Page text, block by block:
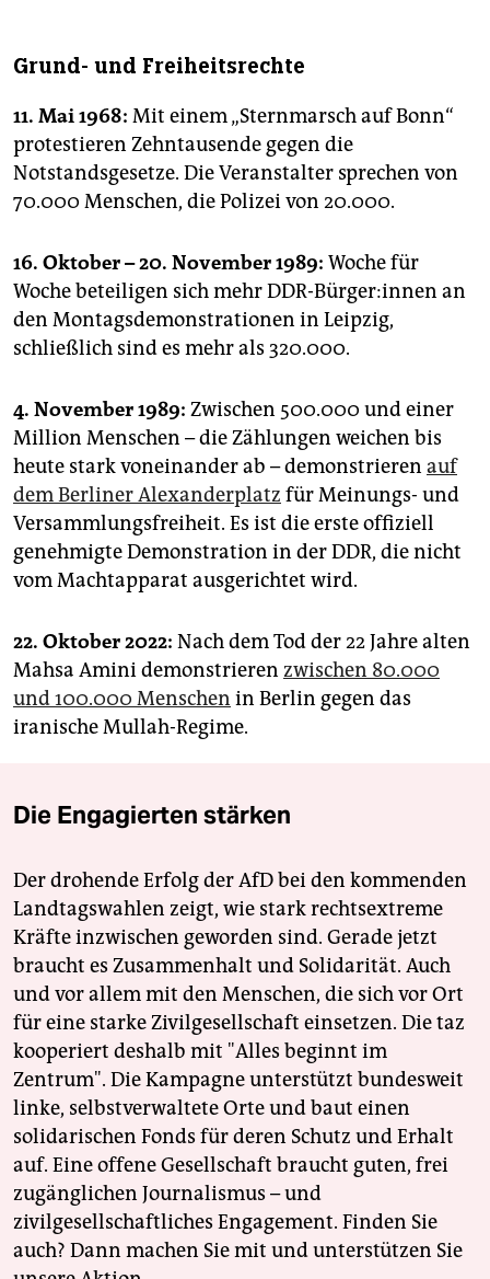
Grund- und Freiheitsrechte
11. Mai 1968: Mit einem „Sternmarsch auf Bonn“
protestieren Zehntausende gegen die
Notstandsgesetze. Die Veranstalter sprechen von
70.000 Menschen, die Polizei von 20.000.
16. Oktober – 20. November 1989: Woche für
Woche beteiligen sich mehr DDR-Bürger:innen an
den Montagsdemonstrationen in Leipzig,
schließlich sind es mehr als 320.000.
4. November 1989: Zwischen 500.000 und einer
Million Menschen – die Zählungen weichen bis
heute stark voneinander ab – demonstrieren auf
dem Berliner Alexanderplatz für Meinungs- und
Versammlungsfreiheit. Es ist die erste offiziell
genehmigte Demonstration in der DDR, die nicht
vom Machtapparat ausgerichtet wird.
22. Oktober 2022: Nach dem Tod der 22 Jahre alten
Mahsa Amini demonstrieren zwischen 80.000
und 100.000 Menschen in Berlin gegen das
iranische Mullah-Regime.
Die Engagierten stärken
Der drohende Erfolg der AfD bei den kommenden
Landtagswahlen zeigt, wie stark rechtsextreme
Kräfte inzwischen geworden sind. Gerade jetzt
braucht es Zusammenhalt und Solidarität. Auch
und vor allem mit den Menschen, die sich vor Ort
für eine starke Zivilgesellschaft einsetzen. Die taz
kooperiert deshalb mit "Alles beginnt im
Zentrum". Die Kampagne unterstützt bundesweit
linke, selbstverwaltete Orte und baut einen
solidarischen Fonds für deren Schutz und Erhalt
auf. Eine offene Gesellschaft braucht guten, frei
zugänglichen Journalismus – und
zivilgesellschaftliches Engagement. Finden Sie
auch? Dann machen Sie mit und unterstützen Sie